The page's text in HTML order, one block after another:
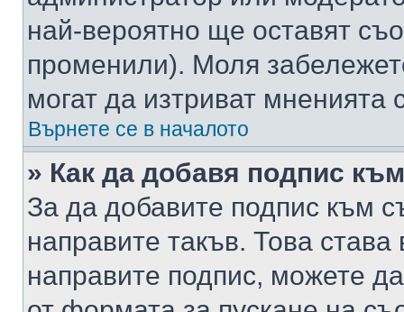
най-вероятно ще оставят
променили). Моля
могат да изтриват мненията
Върнете се в началото
» Как да добавя подпис
За да добавите подпис към
направите такъв. Това
направите подпис, можете